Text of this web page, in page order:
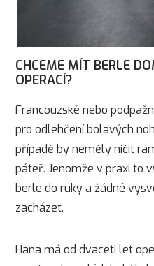
CHCEME MÍT BERLE
OPERACÍ?
Francouzské nebo
pro odlehčení bolavých
případě by neměly ničit
páteř. Jenomže v praxi to
berle do ruky a žádné
zacházet.
Hana má od dvaceti let